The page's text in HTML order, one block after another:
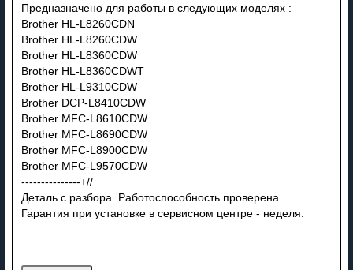
Предназначено для работы в следующих моделях :
Brother HL-L8260CDN
Brother HL-L8260CDW
Brother HL-L8360CDW
Brother HL-L8360CDWT
Brother HL-L9310CDW
Brother DCP-L8410CDW
Brother MFC-L8610CDW
Brother MFC-L8690CDW
Brother MFC-L8900CDW
Brother MFC-L9570CDW
---------------+//
Деталь с разбора. Работоспособность проверена.
Гарантия при установке в сервисном центре - неделя.